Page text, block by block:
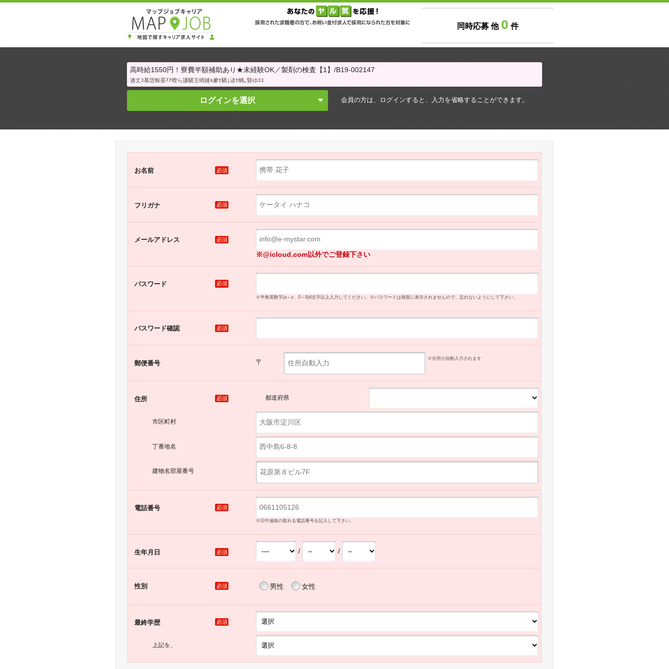
同時応募 他 0 件
高時給1550円！寮費半額補助あり★未経験OK／製剤の検査【1】/B19-002147
遖丈ｺ慕恁蜍晏ｱｱ蟶ら謙驥主哨縺ｮ豢ｾ驕｣遉ｾ蜩｡豎ゆｺｺ
ログインを選択 会員の方は、ログインすると、入力を省略することができます。
お名前 必須
フリガナ 必須
メールアドレス 必須
※@icloud.com以外でご登録下さい
パスワード 必須
※半角英数字(a～z、0～9)4文字以上入力してください。 ※パスワードは画面に表示されませんので、忘れないようにして下さい。
パスワード確認 必須
郵便番号 〒 ※住所が自動入力 されます
住所 必須 都道府県
市区町村
丁番地名
建物名部屋番号
電話番号 必須
※日中連絡の取れる電話番号を記入して下さい。
生年月日 必須 / /
性別 必須 男性 女性
最終学歴 必須
上記を、